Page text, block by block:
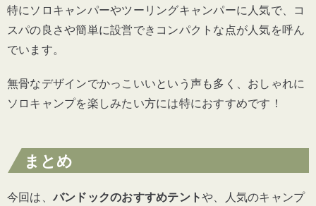
特にソロキャンパーやツーリングキャンパーに人気で、コ
スパの良さや簡単に設営できコンパクトな点が人気を呼ん
でいます。
無骨なデザインでかっこいいという声も多く、おしゃれに
ソロキャンプを楽しみたい方には特におすすめです！
まとめ
今回は、 バンドックのおすすめテントや、人気のキャンプ